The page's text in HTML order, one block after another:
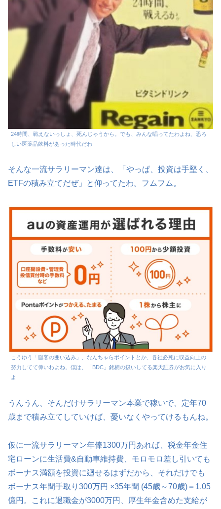
24時間、戦えないっしょ、死んじゃうから。でも、みんな唱ってたわよね、恐ろ
しい医薬品飲料があった時代だわ
そんな一流サラリーマン達は、「やっぱ、投資は手堅く、
ETFの積み立てだぜ」と仰ってたわ。フムフム。
こうゆう「顧客の囲い込み」、なんちゃらポイントとか、各社必死に収益向上の
努力してて偉いわよね。僕は、「BDC」銘柄の扱いしてる楽天証券がお気に入り
よ
うんうん、そんだけサラリーマン本業で稼いで、定年70
歳まで積み立てしていけば、憂いなくやってけるもんね。
仮に一流サラリーマン年俸1300万円あれば、税金年金住
宅ローンに生活費&自動車維持費、モロモロ差し引いても
ボーナス満額を投資に廻せるはずだから、それだけでも
ボーナス年間手取り300万円 ×35年間 (45歳～70歳)＝1.05
億円。これに退職金が3000万円、厚生年金含めた支給が